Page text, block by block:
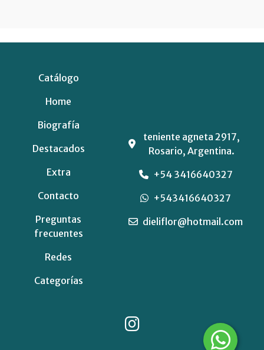
Catálogo
Home
Biografía
Destacados
Extra
Contacto
Preguntas
frecuentes
Redes
Categorías
teniente agneta 2917,
Rosario, Argentina.
+54 3416640327
+543416640327
dieliflor@hotmail.com